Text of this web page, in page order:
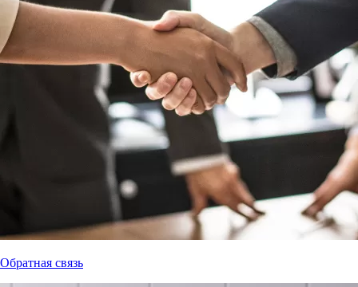
Обратная связь